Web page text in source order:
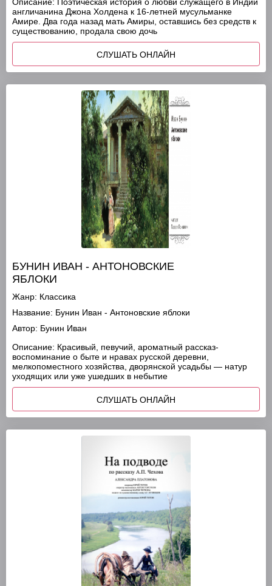
англичанина Джона Холдена к 16-летней мусульманке
Амире. Два года назад мать Амиры, оставшись без средств к
существованию, продала свою дочь
СЛУШАТЬ ОНЛАЙН
БУНИН ИВАН - АНТОНОВСКИЕ
ЯБЛОКИ
Жанр: Классика
Название: Бунин Иван - Антоновские яблоки
Автор: Бунин Иван
Описание: Красивый, певучий, ароматный рассказ-
воспоминание о быте и нравах русской деревни,
мелкопоместного хозяйства, дворянской усадьбы — натур
уходящих или уже ушедших в небытие
СЛУШАТЬ ОНЛАЙН